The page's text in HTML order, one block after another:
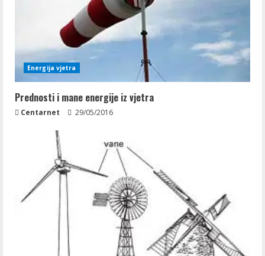
Energija vjetra
Prednosti i mane energije iz vjetra
Centarnet 29/05/2016